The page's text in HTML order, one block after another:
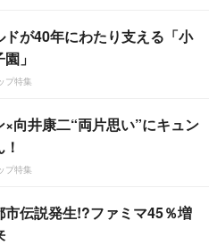
ドが40年にわたり支える「小
」
プ特集
向井康二“両片思い”にキュン
プ特集
市伝説発生!?ファミマ45％増